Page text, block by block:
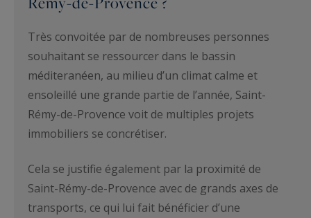
Très convoitée par de nombreuses personnes
souhaitant se ressourcer dans le bassin
méditeranéen, au milieu d’un climat calme et
ensoleillé une grande partie de l’année, Saint-
Rémy-de-Provence voit de multiples projets
immobiliers se concrétiser.
Cela se justifie également par la proximité de
Saint-Rémy-de-Provence avec de grands axes de
transports, ce qui lui fait bénéficier d’une